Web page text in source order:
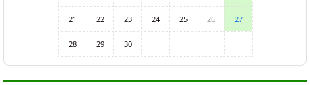
21 22 23 24 25 26 27
28 29 30